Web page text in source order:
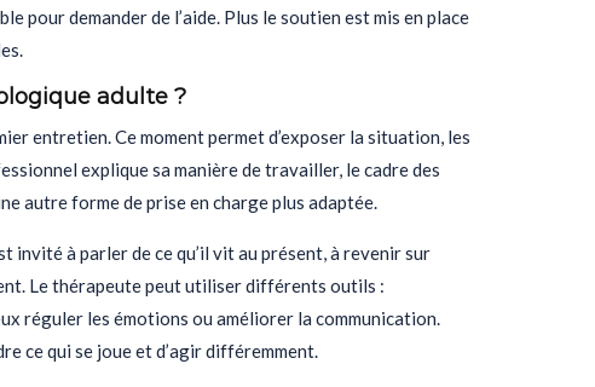
pour demander de l’aide. Plus le soutien est mis en place
adulte ?
entretien. Ce moment permet d’exposer la situation, les
explique sa manière de travailler, le cadre des
autre forme de prise en charge plus adaptée.
invité à parler de ce qu’il vit au présent, à revenir sur
Le thérapeute peut utiliser différents outils :
réguler les émotions ou améliorer la communication.
ce qui se joue et d’agir différemment.